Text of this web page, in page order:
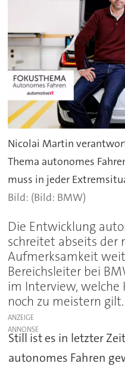
Nicolai Martin
Thema autonomes
muss in jeder
(Bild: BMW)
Die Entwicklung
schreitet abseits der
Aufmerksamkeit
Bereichsleiter bei
im Interview, welche
noch zu meistern gilt.
ANZEIGE
Still ist es in letzter
autonomes Fahren